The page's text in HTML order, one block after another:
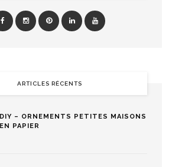
ARTICLES RÉCENTS
DIY – ORNEMENTS PETITES MAISONS
EN PAPIER